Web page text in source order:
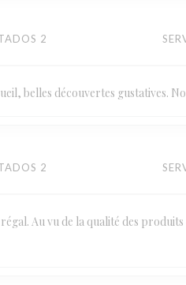
2
belles découvertes gustatives.
2
Au vu de la qualité des